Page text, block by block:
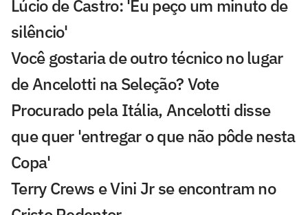
Lúcio de Castro: 'Eu peço um minuto de
silêncio'
Você gostaria de outro técnico no lugar
de Ancelotti na Seleção? Vote
Procurado pela Itália, Ancelotti disse
que quer 'entregar o que não pôde nesta
Copa'
Terry Crews e Vini Jr se encontram no